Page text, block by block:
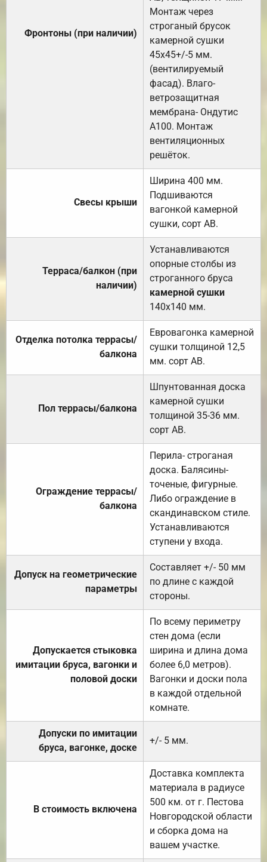
Фронтоны (при наличии)
Монтаж через
строганый брусок
камерной сушки
45х45+/-5 мм.
(вентилируемый
фасад). Влаго-
ветрозащитная
мембрана- Ондутис
А100. Монтаж
вентиляционных
решёток.
Свесы крыши
Ширина 400 мм.
Подшиваются
вагонкой камерной
сушки, сорт АВ.
Терраса/балкон (при
наличии)
Устанавливаются
опорные столбы из
строганного бруса
камерной сушки
140х140 мм.
Отделка потолка террасы/
балкона
Евровагонка камерной
сушки толщиной 12,5
мм. сорт АВ.
Пол террасы/балкона
Шпунтованная доска
камерной сушки
толщиной 35-36 мм.
сорт АВ.
Ограждение террасы/
балкона
Перила- строганая
доска. Балясины-
точеные, фигурные.
Либо ограждение в
скандинавском стиле.
Устанавливаются
ступени у входа.
Допуск на геометрические
параметры
Составляет +/- 50 мм
по длине с каждой
стороны.
Допускается стыковка
имитации бруса, вагонки и
половой доски
По всему периметру
стен дома (если
ширина и длина дома
более 6,0 метров).
Вагонки и доски пола
в каждой отдельной
комнате.
Допуски по имитации
бруса, вагонке, доске
+/- 5 мм.
В стоимость включена
Доставка комплекта
материала в радиусе
500 км. от г. Пестова
Новгородской области
и сборка дома на
вашем участке.